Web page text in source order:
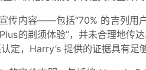
传内容——包括“70% 的吉列用
的剃须体验”，并未合理地传
定，Harry’s 提供的证据具有足